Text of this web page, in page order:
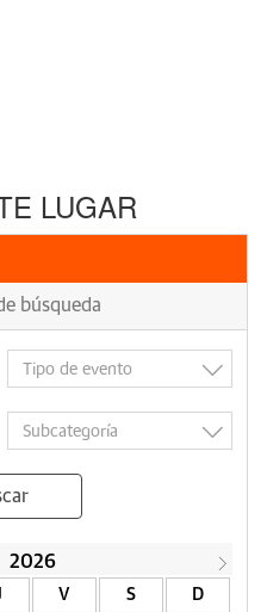
LUGAR
2026
V S D